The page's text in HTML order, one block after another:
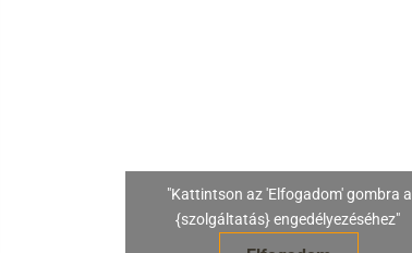
"Kattintson az 'Elfogadom' gombra a
{szolgáltatás} engedélyezéséhez"